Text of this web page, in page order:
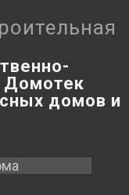
Домотек
домов и